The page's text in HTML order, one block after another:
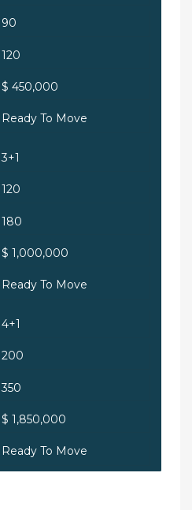
90
120
$ 450,000
Ready To Move
3+1
120
180
$ 1,000,000
Ready To Move
4+1
200
350
$ 1,850,000
Ready To Move